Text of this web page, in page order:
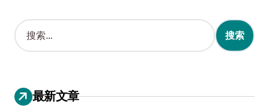
搜
索
：
最新文章